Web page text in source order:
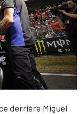
derrière Miguel